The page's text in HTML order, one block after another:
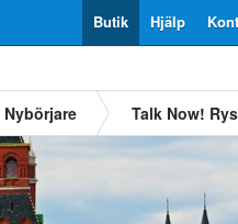
Hjälp
Butik
Nybörjare Talk Now!